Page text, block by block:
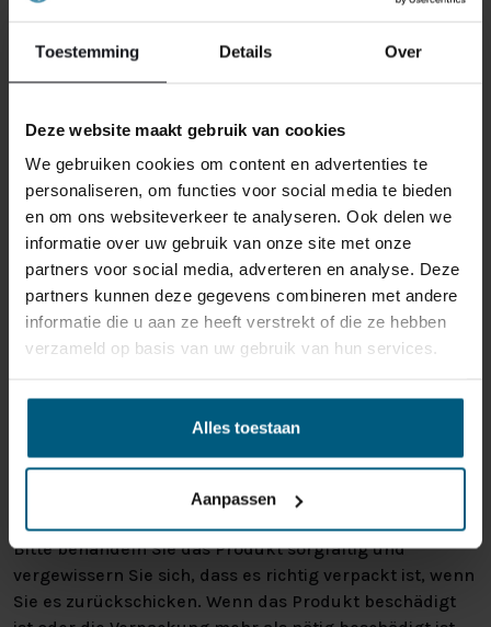
Toestemming Details Over
Deze website maakt gebruik van cookies
We gebruiken cookies om content en advertenties te
personaliseren, om functies voor social media te bieden
en om ons websiteverkeer te analyseren. Ook delen we
informatie over uw gebruik van onze site met onze
partners voor social media, adverteren en analyse. Deze
partners kunnen deze gegevens combineren met andere
informatie die u aan ze heeft verstrekt of die ze hebben
verzameld op basis van uw gebruik van hun services.
Alles toestaan
Aanpassen
ONS RETOURBELEID
Individuell gestaltete Artikel wie Matratzen,
Lattenroste, Obermatratzen und Boxspring-
Sets fallen NICHT unter die
Rückgabebestimmungen und können von
uns nicht zurückgenommen werden.
zurückgeben. Vielleicht, weil Ihnen das Produkt nicht
warum Sie die Bestellung nicht wünschen. In jedem Fall
haben Sie das Recht, Ihre Bestellung bis zu
nach Erhalt ohne Angabe von Gründen zu widerrufen
Bitte behandeln Sie das Produkt sorgfältig und
vergewissern Sie sich, dass es richtig verpackt ist, wenn
Sie es zurückschicken. Wenn das Produkt beschädigt